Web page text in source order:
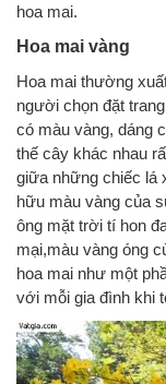
hoa mai.
Hoa mai vàng
Hoa mai thường
người chọn đặt
có màu vàng, dáng
thế cây khác nhau
giữa những chiếc lá
hữu màu vàng của
ông mặt trời tí hon
mại,màu vàng óng
hoa mai như một
với mỗi gia đình khi